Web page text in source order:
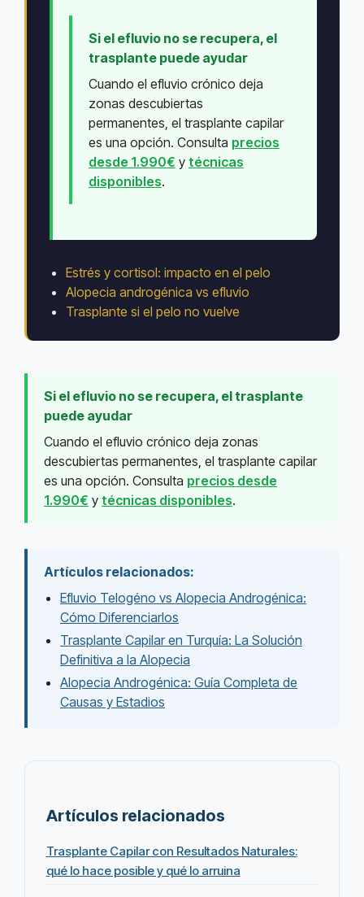
Si el efluvio no se recupera, el
trasplante puede ayudar
Cuando el efluvio crónico deja
zonas descubiertas
permanentes, el trasplante capilar
es una opción. Consulta precios
desde 1.990€ y técnicas
disponibles.
Estrés y cortisol: impacto en el pelo
Alopecia androgénica vs efluvio
Trasplante si el pelo no vuelve
Si el efluvio no se recupera, el trasplante
puede ayudar
Cuando el efluvio crónico deja zonas
descubiertas permanentes, el trasplante capilar
es una opción. Consulta precios desde
1.990€ y técnicas disponibles.
Artículos relacionados:
Efluvio Telogéno vs Alopecia Androgénica:
Cómo Diferenciarlos
Trasplante Capilar en Turquía: La Solución
Definitiva a la Alopecia
Alopecia Androgénica: Guía Completa de
Causas y Estadios
Artículos relacionados
Trasplante Capilar con Resultados Naturales:
qué lo hace posible y qué lo arruina